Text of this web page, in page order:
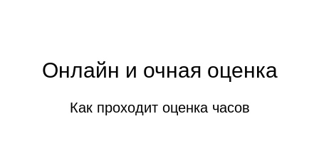
Онлайн и очная оценка
Как проходит оценка часов